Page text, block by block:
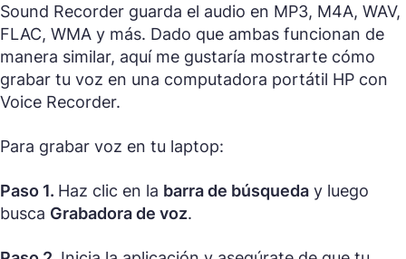
Sound Recorder guarda el audio en MP3, M4A, WAV,
FLAC, WMA y más. Dado que ambas funcionan de
manera similar, aquí me gustaría mostrarte cómo
grabar tu voz en una computadora portátil HP con
Voice Recorder.
Para grabar voz en tu laptop:
Paso 1. Haz clic en la barra de búsqueda y luego
busca Grabadora de voz.